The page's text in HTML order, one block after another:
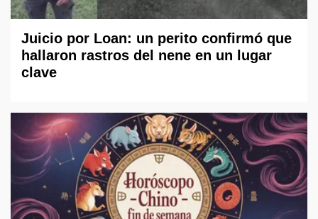
Juicio por Loan: un perito confirmó que
hallaron rastros del nene en un lugar
clave